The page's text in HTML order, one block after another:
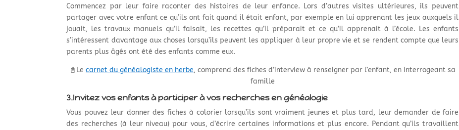
Commencez par leur faire raconter des histoires de leur enfance. Lors d’autres visites ultérieures, ils peuvent
partager avec votre enfant ce qu’ils ont fait quand il était enfant, par exemple en lui apprenant les jeux auxquels il
jouait, les travaux manuels qu’il faisait, les recettes qu’il préparait et ce qu’il apprenait à l’école. Les enfants
s’intéressent davantage aux choses lorsqu’ils peuvent les appliquer à leur propre vie et se rendent compte que leurs
parents plus âgés ont été des enfants comme eux.
📓Lecarnet du généalogiste en herbe, comprend des fiches d’interview à renseigner par l’enfant, en interrogeant sa
famille
3.Invitez vos enfants à participer à vos recherches en généalogie
Vous pouvez leur donner des fiches à colorier lorsqu’ils sont vraiment jeunes et plus tard, leur demander de faire
des recherches (à leur niveau) pour vous, d’écrire certaines informations et plus encore. Pendant qu’ils travaillent